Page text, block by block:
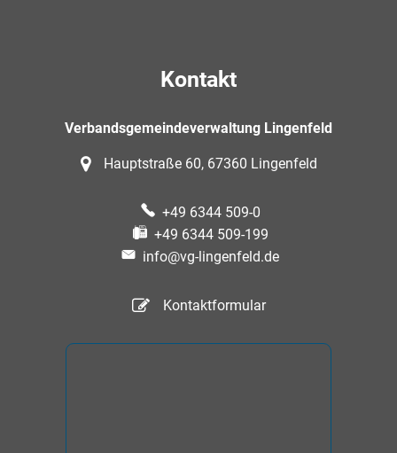
Kontakt
Verbandsgemeindeverwaltung Lingenfeld
Hauptstraße 60, 67360 Lingenfeld
+49 6344 509-0
+49 6344 509-199
info@vg-lingenfeld.de
Kontaktformular